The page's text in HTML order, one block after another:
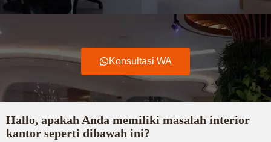
Konsultasi WA
Hallo, apakah Anda memiliki masalah interior
kantor seperti dibawah ini?